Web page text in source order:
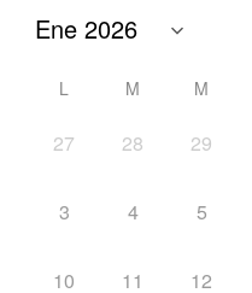
L M M
27 28 29
3 4 5
10 11 12